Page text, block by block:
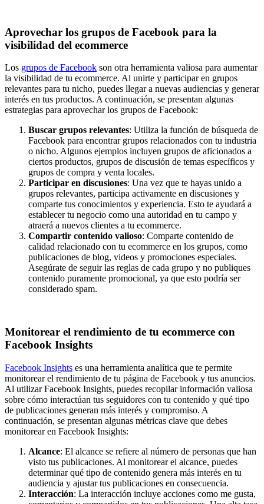
Aprovechar los grupos de Facebook para la
visibilidad del ecommerce
Los grupos de Facebook son otra herramienta valiosa para aumentar
la visibilidad de tu ecommerce. Al unirte y participar en grupos
relevantes para tu nicho, puedes llegar a nuevas audiencias y generar
interés en tus productos. A continuación, se presentan algunas
estrategias para aprovechar los grupos de Facebook:
Buscar grupos relevantes: Utiliza la función de búsqueda de
Facebook para encontrar grupos relacionados con tu industria
o nicho. Algunos ejemplos incluyen grupos de aficionados a
ciertos productos, grupos de discusión de temas específicos y
grupos de compra y venta locales.
Participar en discusiones: Una vez que te hayas unido a
grupos relevantes, participa activamente en discusiones y
comparte tus conocimientos y experiencia. Esto te ayudará a
establecer tu negocio como una autoridad en tu campo y
atraerá a nuevos clientes a tu ecommerce.
Compartir contenido valioso: Comparte contenido de
calidad relacionado con tu ecommerce en los grupos, como
publicaciones de blog, videos y promociones especiales.
Asegúrate de seguir las reglas de cada grupo y no publiques
contenido puramente promocional, ya que esto podría ser
considerado spam.
Monitorear el rendimiento de tu ecommerce con
Facebook Insights
Facebook Insights es una herramienta analítica que te permite
monitorear el rendimiento de tu página de Facebook y tus anuncios.
Al utilizar Facebook Insights, puedes recopilar información valiosa
sobre cómo interactúan tus seguidores con tu contenido y qué tipo
de publicaciones generan más interés y compromiso. A
continuación, se presentan algunas métricas clave que debes
monitorear en Facebook Insights:
Alcance: El alcance se refiere al número de personas que han
visto tus publicaciones. Al monitorear el alcance, puedes
determinar qué tipo de contenido genera más interés en tu
audiencia y ajustar tus publicaciones en consecuencia.
Interacción: La interacción incluye acciones como me gusta,